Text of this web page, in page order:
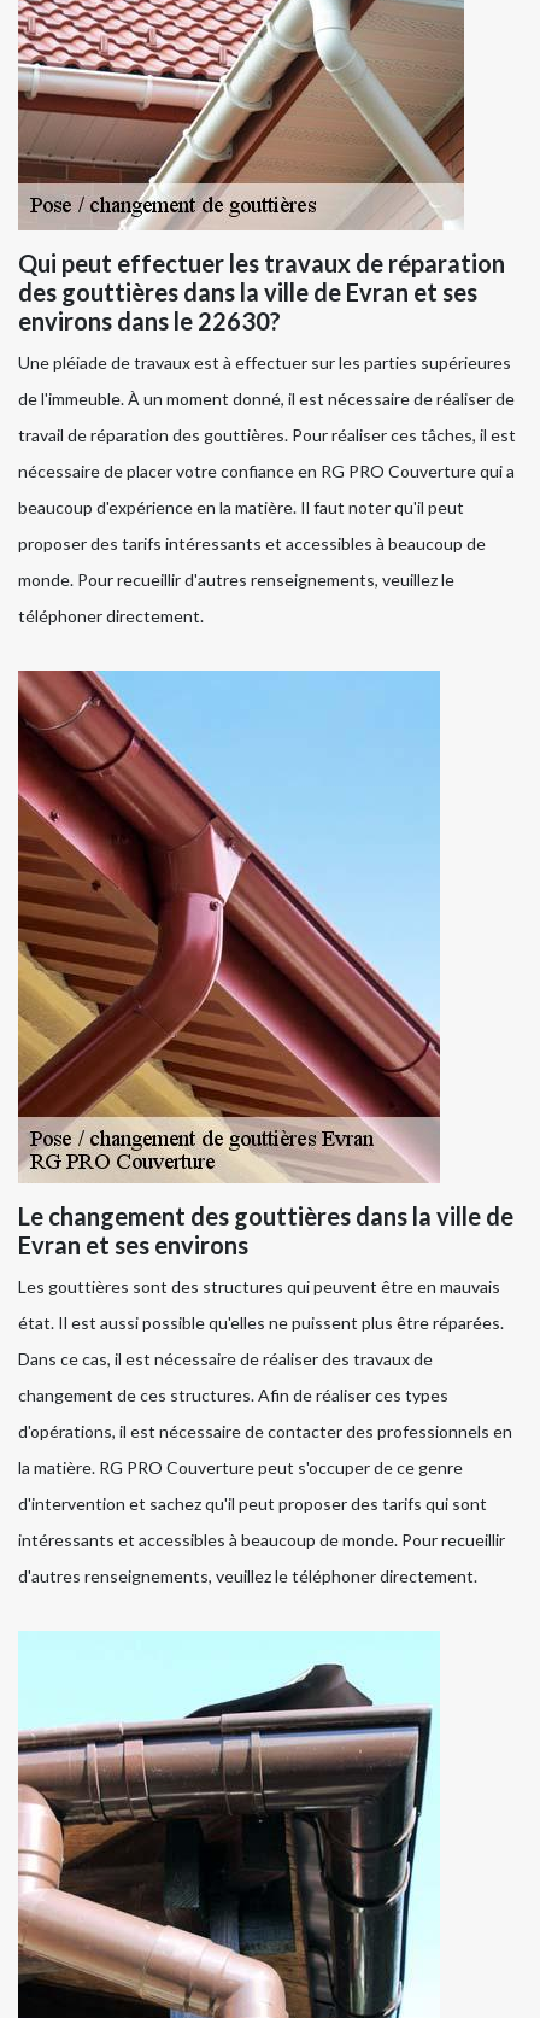
Qui peut effectuer les travaux de réparation
des gouttières dans la ville de Evran et ses
environs dans le 22630?
Une pléiade de travaux est à effectuer sur les parties supérieures
de l'immeuble. À un moment donné, il est nécessaire de réaliser de
travail de réparation des gouttières. Pour réaliser ces tâches, il est
nécessaire de placer votre confiance en RG PRO Couverture qui a
beaucoup d'expérience en la matière. Il faut noter qu'il peut
proposer des tarifs intéressants et accessibles à beaucoup de
monde. Pour recueillir d'autres renseignements, veuillez le
téléphoner directement.
Le changement des gouttières dans la ville de
Evran et ses environs
Les gouttières sont des structures qui peuvent être en mauvais
état. Il est aussi possible qu'elles ne puissent plus être réparées.
Dans ce cas, il est nécessaire de réaliser des travaux de
changement de ces structures. Afin de réaliser ces types
d'opérations, il est nécessaire de contacter des professionnels en
la matière. RG PRO Couverture peut s'occuper de ce genre
d'intervention et sachez qu'il peut proposer des tarifs qui sont
intéressants et accessibles à beaucoup de monde. Pour recueillir
d'autres renseignements, veuillez le téléphoner directement.